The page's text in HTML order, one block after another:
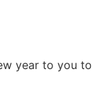
year to you